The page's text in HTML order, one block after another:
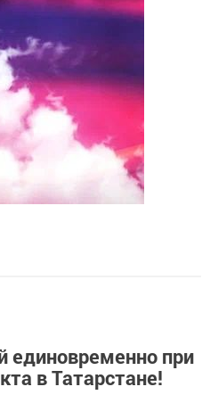
единовременно при
в Татарстане!